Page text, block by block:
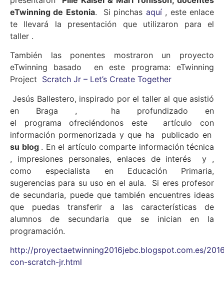
eTwinning de Estonia. Si pinchas aquí , este enlace
te llevará la presentación que utilizaron para el
taller .
También las ponentes mostraron un proyecto
eTwinning basado en este programa: eTwinning
Project Scratch Jr – Let’s Create Together
Jesús Ballestero, inspirado por el taller al que asistió
en Braga , ha profundizado en
el programa ofreciéndonos este artículo con
información pormenorizada y que ha publicado en
su blog . En el artículo comparte información técnica
, impresiones personales, enlaces de interés y ,
como especialista en Educación Primaria,
sugerencias para su uso en el aula. Si eres profesor
de secundaria, puede que también encuentres ideas
que puedas transferir a las características de
alumnos de secundaria que se inician en la
programación.
http://proyectaetwinning2016jebc.blogspot.com.es/
con-scratch-jr.html